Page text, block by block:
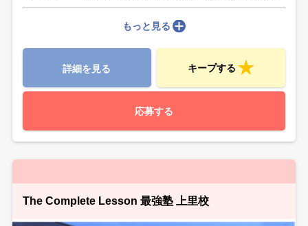
もっと見る
詳細を見る キープする
応募する
The Complete Lesson 最強塾 上里校